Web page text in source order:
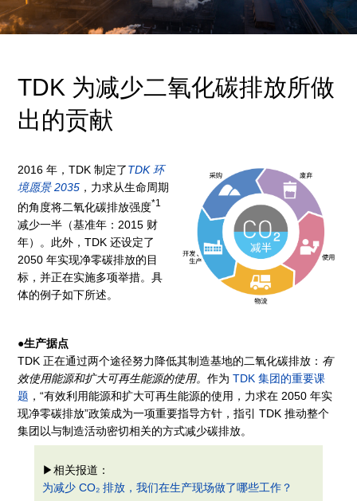
TDK 为减少二氧化碳排放所做
出的贡献
2016 年，TDK 制定了TDK 环
境愿景 2035 ，力求从生命周期
的角度将二氧化碳排放强度*1
减少一半（基准年：2015 财
年）。此外，TDK 还设定了
2050 年实现净零碳排放的目
标，并正在实施多项举措。具
体的例子如下所述。
●生产据点
TDK 正在通过两个途径努力降低其制造基地的二氧化碳排放： 有
效使用能源和扩大可再生能源的使用。作为TDK 集团的重要课
题 ，“有效利用能源和扩大可再生能源的使用，力求在 2050 年实
现净零碳排放”政策成为一项重要指导方针，指引 TDK 推动整个
集团以与制造活动密切相关的方式减少碳排放。
▶相关报道：
为减少 CO₂ 排放，我们在生产现场做了哪些工作？